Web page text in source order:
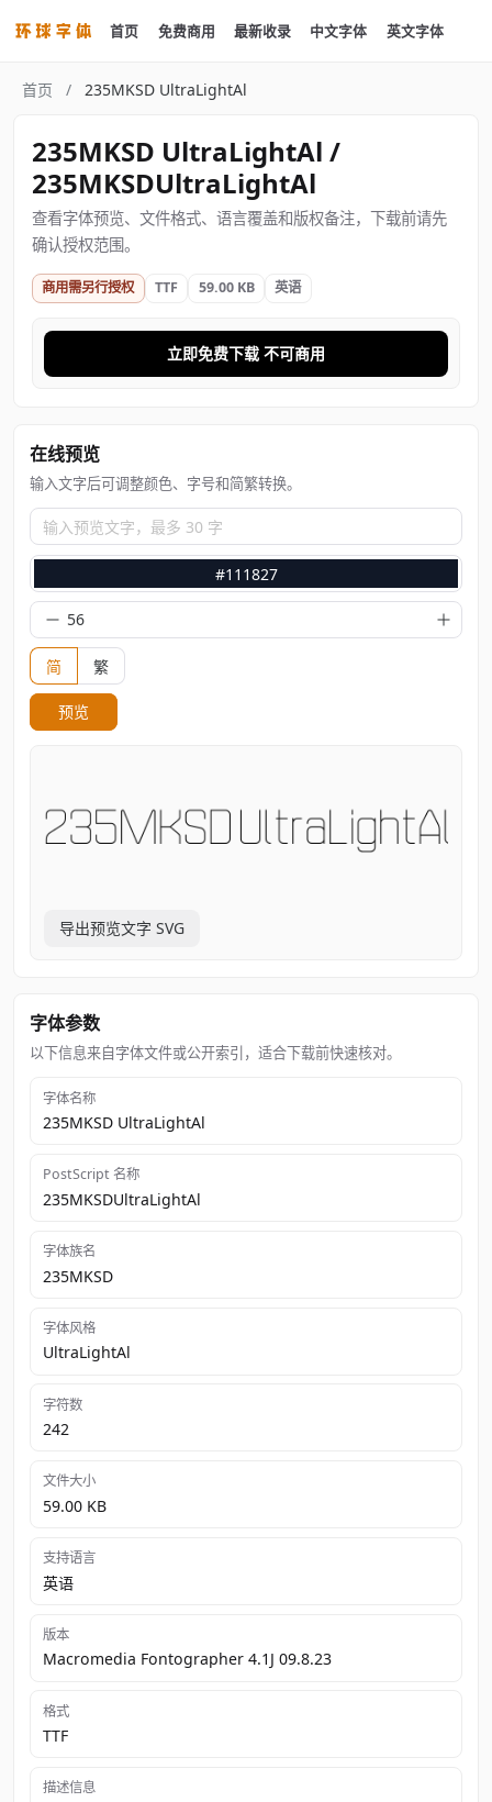
首页 免费商用 最新收录 中文字体 英文字体
首页 / 235MKSD UltraLightAl
235MKSD UltraLightAl /
235MKSDUltraLightAl
查看字体预览、文件格式、语言覆盖和版权备注，下载前请先
确认授权范围。
商用需另行授权 TTF 59.00 KB 英语
立即免费下载 不可商用
在线预览
输入文字后可调整颜色、字号和简繁转换。
输入预览文字，最多 30 字
#111827
简 繁
预览
导出预览文字 SVG
字体参数
以下信息来自字体文件或公开索引，适合下载前快速核对。
字体名称
235MKSD UltraLightAl
PostScript 名称
235MKSDUltraLightAl
字体族名
235MKSD
字体风格
UltraLightAl
字符数
242
文件大小
59.00 KB
支持语言
英语
版本
Macromedia Fontographer 4.1J 09.8.23
格式
TTF
描述信息